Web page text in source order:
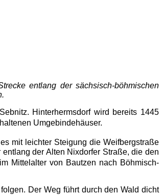
entlang der sächsisch-böhmischen
Hinterhermsdorf wird bereits 1445
Umgebindehäuser.
mit leichter Steigung die Weifbergstraße
der Alten Nixdorfer Straße, die den
Mittelalter von Bautzen nach Böhmisch-
Der Weg führt durch den Wald dicht